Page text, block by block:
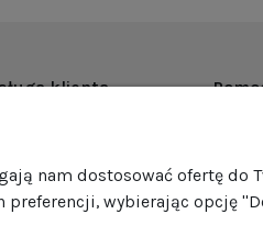
klienta
płatności
nasze produkty?
GPSR
nam dostosować ofertę do
wybierając opcję